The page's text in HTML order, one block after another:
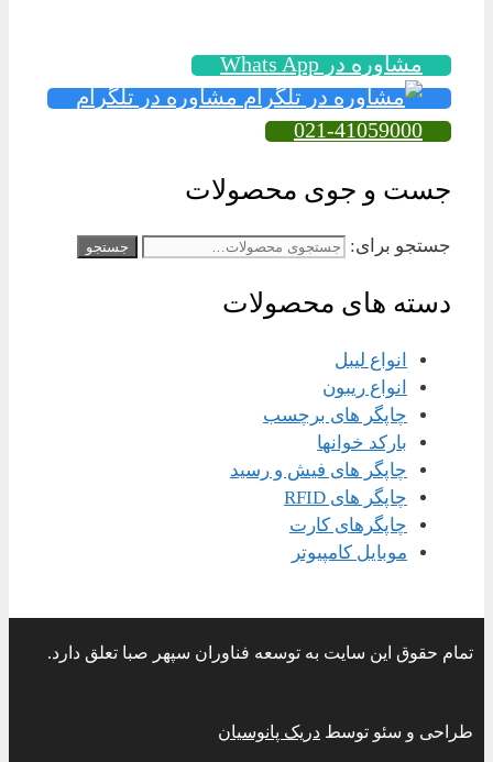
مشاوره در Whats App
مشاوره در تلگرام
021-41059000
جست و جوی محصولات
جستجو برای: جستجو
دسته های محصولات
انواع لیبل
انواع ریبون
چاپگر های برچسب
بارکد خوانها
چاپگر های فیش و رسید
چاپگر های RFID
چاپگرهای کارت
موبایل کامپیوتر
تمام حقوق این سایت به توسعه فناوران سپهر صبا تعلق دارد.
طراحی و سئو توسط دریک پانوسیان